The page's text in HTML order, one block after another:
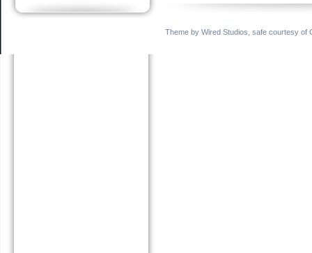
Theme by Wired Studios safecourtesy of